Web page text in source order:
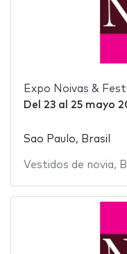
Expo Noivas &
Del 23al 25 mayo
Sao Paulo, Brasil
Vestidos de novia,